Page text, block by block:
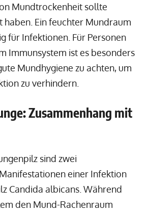
Mundtrockenheit sollte
Ein feuchter Mundraum
für Infektionen. Für Personen
Immunsystem ist es besonders
Mundhygiene zu achten, um
zu verhindern.
Zusammenhang mit
sind zwei
einer Infektion
Candida albicans. Während
den Mund-Rachenraum